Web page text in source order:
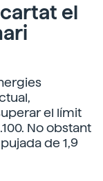
el
el límit
No obstant
de 1,9